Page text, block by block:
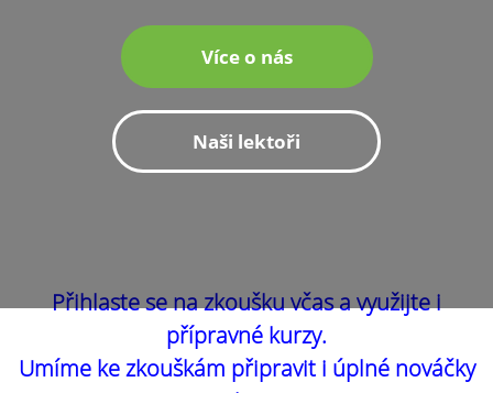
Více o nás
Naši lektoři
Přihlaste se na zkoušku včas a využijte i
přípravné kurzy.
Umíme ke zkouškám připravit i úplné nováčky